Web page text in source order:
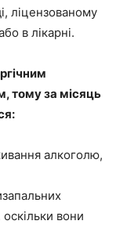
ліцензованому
в лікарні.
тому за місяць
алкоголю,
вони